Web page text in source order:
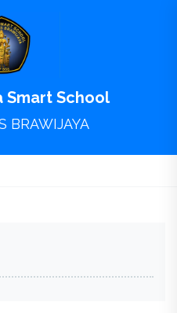
Smart School
BRAWIJAYA